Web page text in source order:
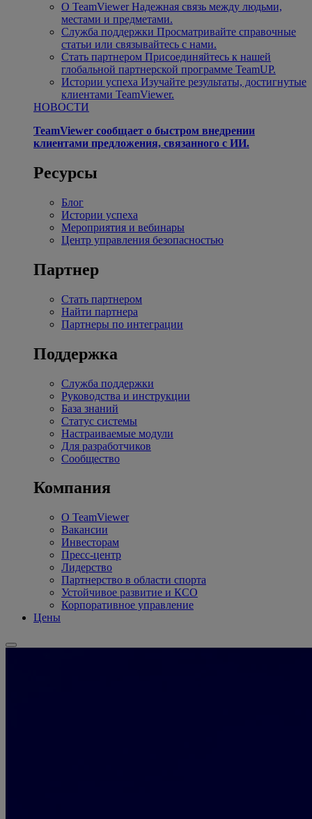
О TeamViewer Надежная связь между людьми,
местами и предметами.
Служба поддержки Просматривайте справочные
статьи или связывайтесь с нами.
Стать партнером Присоединяйтесь к нашей
глобальной партнерской программе TeamUP.
Истории успеха Изучайте результаты, достигнутые
клиентами TeamViewer.
НОВОСТИ
TeamViewer сообщает о быстром внедрении
клиентами предложения, связанного с ИИ.
Ресурсы
Блог
Истории успеха
Мероприятия и вебинары
Центр управления безопасностью
Партнер
Стать партнером
Найти партнера
Партнеры по интеграции
Поддержка
Служба поддержки
Руководства и инструкции
База знаний
Статус системы
Настраиваемые модули
Для разработчиков
Сообщество
Компания
О TeamViewer
Вакансии
Инвесторам
Пресс-центр
Лидерство
Партнерство в области спорта
Устойчивое развитие и КСО
Корпоративное управление
Цены